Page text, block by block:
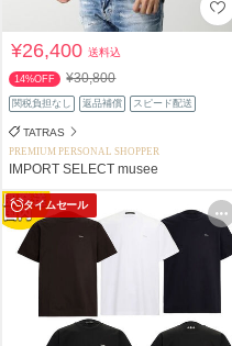
¥26,400送料込
14%OFF ¥30,800
関税負担なし 返品補償 スピード配送
TATRAS
PREMIUM PERSONAL SHOPPER
IMPORT SELECT musee
タイムセール